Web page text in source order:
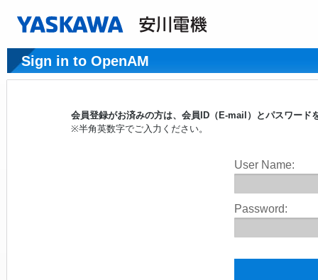
Sign in to OpenAM
会員登録がお済みの方は、会員ID（E-mail）とパスワー
※半角英数字でご入力ください。
User Name:
Password: